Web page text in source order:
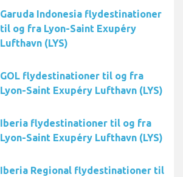
Garuda Indonesia flydestinationer
til og fra Lyon-Saint Exupéry
Lufthavn (LYS)
GOL flydestinationer til og fra
Lyon-Saint Exupéry Lufthavn (LYS)
Iberia flydestinationer til og fra
Lyon-Saint Exupéry Lufthavn (LYS)
Iberia Regional flydestinationer til